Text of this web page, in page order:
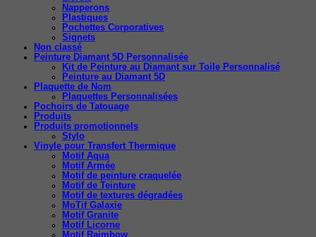
Napperons
Plastiques
Pochettes Corporatives
Signets
Non classé
Peinture Diamant 5D Personnalisée
Kit de Peinture au Diamant sur Toile Personnalisé
Peinture au Diamant 5D
Plaquette de Nom
Plaquettes Personnalisées
Pochoirs de Tatouage
Produits
Produits promotionnels
Stylo
Vinyle pour Transfert Thermique
Motif Aqua
Motif Armée
Motif de peinture craquelée
Motif de Teinture
Motif de textures dégradées
MoTif Galaxie
Motif Granite
Motif Licorne
Motif Raimbow